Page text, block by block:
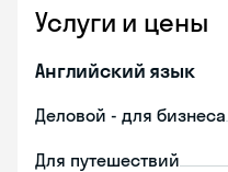
Услуги и цены
Английский язык
Деловой - для бизнеса
Для путешествий